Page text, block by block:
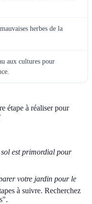
herbes de la
aux cultures pour
étape à réaliser pour
est primordial pour
votre jardin pour le
à suivre. Recherchez